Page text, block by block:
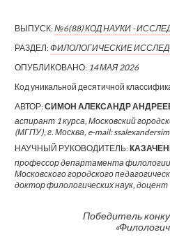
ВЫПУСК:№6(88) КОД НАУКИ -
РАЗДЕЛ:ФИЛОЛОГИЧЕСКИЕ
ОПУБЛИКОВАНО: 14 МАЯ 2026
Код уникальной десятичной
АВТОР:СИМОН АЛЕКСАНДР
аспирант 1 курса, Московский
(МГПУ), г. Москва, e-mail:
НАУЧНЫЙ РУКОВОДИТЕЛЬ:
профессор департамента
Московского городского
доктор филологических наук, доцент
Победитель